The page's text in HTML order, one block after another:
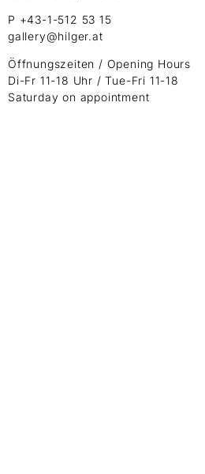
P +43-1-512 53 15
gallery@hilger.at
Öffnungszeiten / Opening Hours
Di-Fr 11-18 Uhr / Tue-Fri 11-18
Saturday on appointment